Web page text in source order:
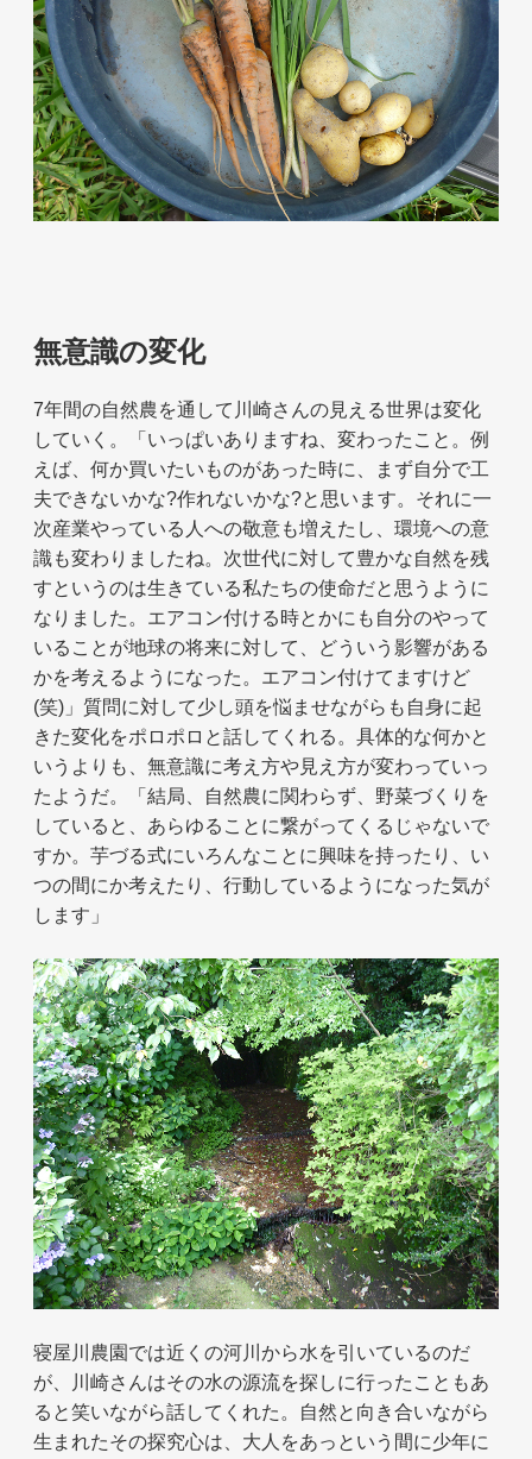
無意識の変化
7年間の自然農を通して川崎さんの見える世界は変化
していく。「いっぱいありますね、変わったこと。例
えば、何か買いたいものがあった時に、まず自分で工
夫できないかな?作れないかな?と思います。それに一
次産業やっている人への敬意も増えたし、環境への意
識も変わりましたね。次世代に対して豊かな自然を残
すというのは生きている私たちの使命だと思うように
なりました。エアコン付ける時とかにも自分のやって
いることが地球の将来に対して、どういう影響がある
かを考えるようになった。エアコン付けてますけど
(笑)」質問に対して少し頭を悩ませながらも自身に起
きた変化をポロポロと話してくれる。具体的な何かと
いうよりも、無意識に考え方や見え方が変わっていっ
たようだ。「結局、自然農に関わらず、野菜づくりを
していると、あらゆることに繋がってくるじゃないで
すか。芋づる式にいろんなことに興味を持ったり、い
つの間にか考えたり、行動しているようになった気が
します」
寝屋川農園では近くの河川から水を引いているのだ
が、川崎さんはその水の源流を探しに行ったこともあ
ると笑いながら話してくれた。自然と向き合いながら
生まれたその探究心は、大人をあっという間に少年に